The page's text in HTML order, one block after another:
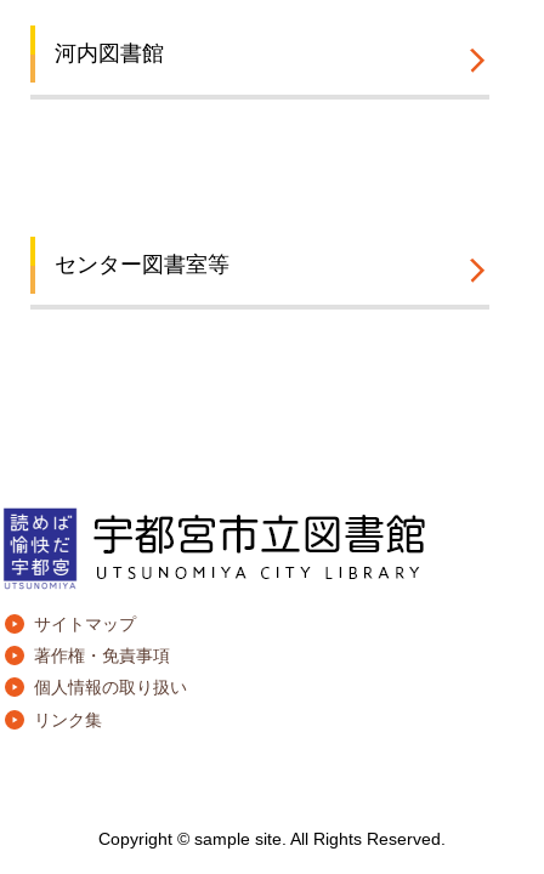
河内図書館
センター図書室等
サイトマップ
著作権・免責事項
個人情報の取り扱い
リンク集
Copyright © sample site. All Rights Reserved.